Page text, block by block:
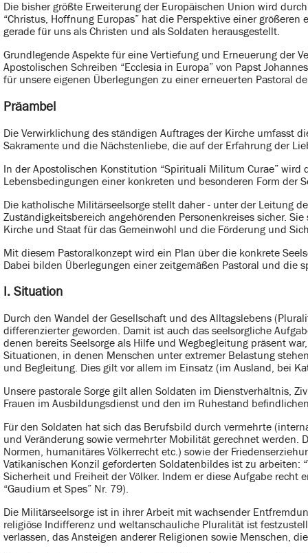
Die bisher größte Erweiterung der Europäischen Union wird
“Christus, Hoffnung Europas” hat die Perspektive einer
gerade für uns als Christen und als Soldaten herausgestellt.
Grundlegende Aspekte für eine Vertiefung und Erneuerung der
Apostolischen Schreiben “Ecclesia in Europa” von Papst
für unsere eigenen Überlegungen zu einer erneuerten Pastoral
Präambel
Die Verwirklichung des ständigen Auftrages der Kirche umfasst
Sakramente und die Nächstenliebe, die auf der Erfahrung der
In der Apostolischen Konstitution “Spirituali Militum Curae”
Lebensbedingungen einer konkreten und besonderen Form der
Die katholische Militärseelsorge stellt daher - unter der Leitung
Zuständigkeitsbereich angehörenden Personenkreises sicher.
Kirche und Staat für das Gemeinwohl und die Förderung und
Mit diesem Pastoralkonzept wird ein Plan über die konkrete
Dabei bilden Überlegungen einer zeitgemäßen Pastoral und die
I. Situation
Durch den Wandel der Gesellschaft und des Alltagslebens
differenzierter geworden. Damit ist auch das seelsorgliche
denen bereits Seelsorge als Hilfe und Wegbegleitung präsent
Situationen, in denen Menschen unter extremer Belastung
und Begleitung. Dies gilt vor allem im Einsatz (im Ausland, bei
Unsere pastorale Sorge gilt allen Soldaten im Dienstverhältnis,
Frauen im Ausbildungsdienst und den im Ruhestand
Für den Soldaten hat sich das Berufsbild durch vermehrte
und Veränderung sowie vermehrter Mobilität gerechnet werden.
Normen, humanitäres Völkerrecht etc.) sowie der
Vatikanischen Konzil geforderten Soldatenbildes ist zu arbeiten:
Sicherheit und Freiheit der Völker. Indem er diese Aufgabe
“Gaudium et Spes” Nr. 79).
Die Militärseelsorge ist in ihrer Arbeit mit wachsender
religiöse Indifferenz und weltanschauliche Pluralität ist
verlassen, das Ansteigen anderer Religionen sowie Menschen,